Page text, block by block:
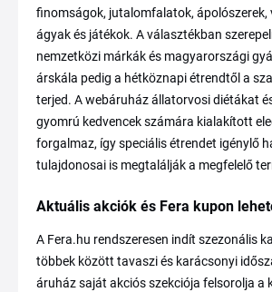
finomságok, jutalomfalatok,
ágyak és játékok. A választékban
nemzetközi márkák és magyarországi
árskála pedig a hétköznapi étrendtől a
terjed. A webáruház állatorvosi diétákat
gyomrú kedvencek számára kialakított
forgalmaz, így speciális étrendet igénylő
tulajdonosai is megtalálják a megfelelő
Aktuális akciók és Fera kupon
A Fera.hu rendszeresen indít szezonális
többek között tavaszi és karácsonyi
áruház saját akciós szekciója felsorolja a